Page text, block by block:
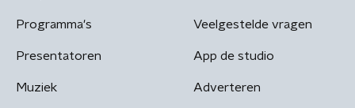
Programma's
Presentatoren
Muziek
Veelgestelde vragen
App de studio
Adverteren